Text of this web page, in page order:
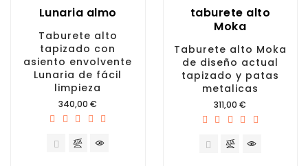
Lunaria almo
Taburete alto
tapizado con
asiento envolvente
Lunaria de fácil
limpieza
Precio
340,00 €
taburete alto
Moka
Taburete alto Moka
de diseño actual
tapizado y patas
metalicas
Precio
311,00 €